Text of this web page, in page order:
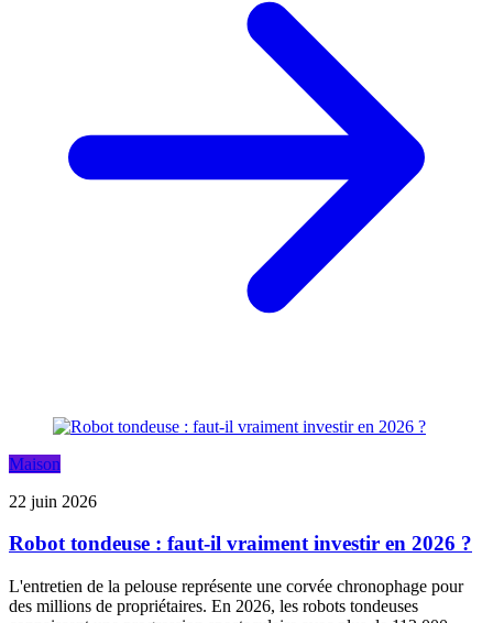
Maison
22 juin 2026
Robot tondeuse : faut-il vraiment investir en 2026 ?
L'entretien de la pelouse représente une corvée chronophage pour
des millions de propriétaires. En 2026, les robots tondeuses